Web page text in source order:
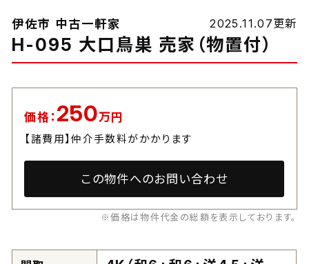
ケシタ」
伊佐市 中古一軒家
H-095 大口鳥巣 売家（物置付）
2025.11.07更新
価格：250万円
【諸費用】仲介手数料がかかります
この物件へのお問い合わせ
※価格は物件代金の総額を表示しております。